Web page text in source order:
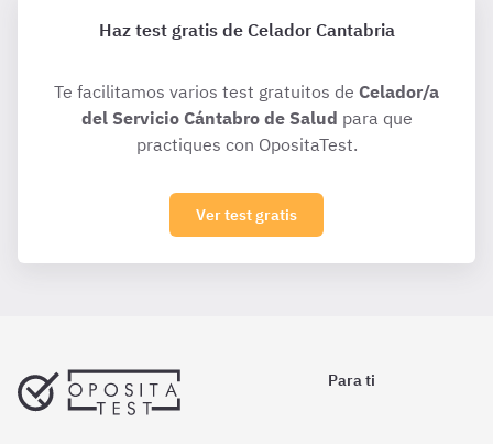
Haz test gratis de Celador Cantabria
Te facilitamos varios test gratuitos de Celador/a
del Servicio Cántabro de Salud para que
practiques con OpositaTest.
Ver test gratis
Para ti